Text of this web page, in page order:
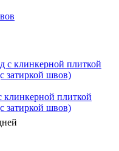
плиткой
швов)